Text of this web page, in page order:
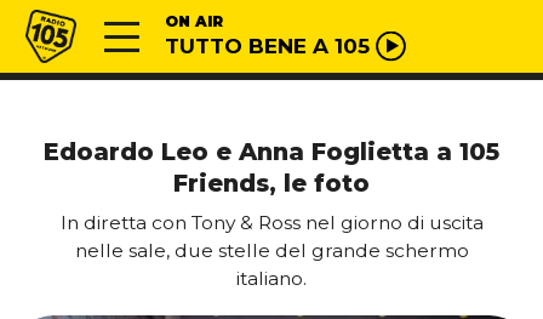
Vai al contenuto
Radio 105 ON AIR
TUTTO BENE A 105
Edoardo Leo e Anna Foglietta a 105
Friends, le foto
In diretta con Tony & Ross nel giorno di uscita
nelle sale, due stelle del grande schermo
italiano.